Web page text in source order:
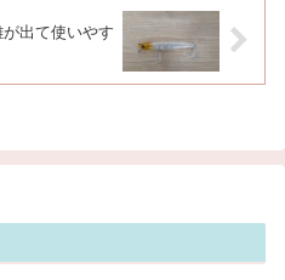
が出て使いやす